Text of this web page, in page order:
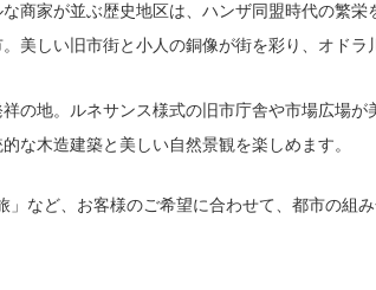
商家が並ぶ歴史地区は、ハンザ同盟時代の繁栄
美しい旧市街と小人の銅像が街を彩り、オド
の地。ルネサンス様式の旧市庁舎や市場広場が
な木造建築と美しい自然景観を楽しめます。
」など、お客様のご希望に合わせて、都市の組